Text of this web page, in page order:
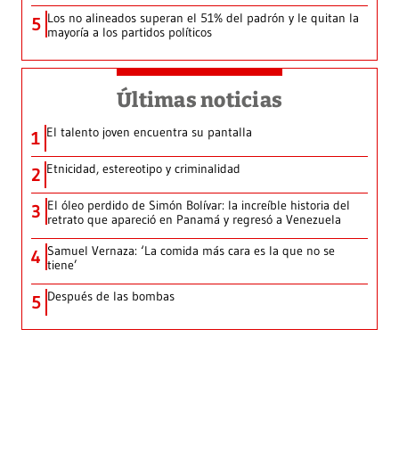
5 Los no alineados superan el 51% del padrón y le quitan la
mayoría a los partidos políticos
Últimas noticias
1 El talento joven encuentra su pantalla​
2 Etnicidad, estereotipo y criminalidad
3 El óleo perdido de Simón Bolívar: la increíble historia del
retrato que apareció en Panamá y regresó a Venezuela
4 Samuel Vernaza: ‘La comida más cara es la que no se
tiene’
5 Después de las bombas